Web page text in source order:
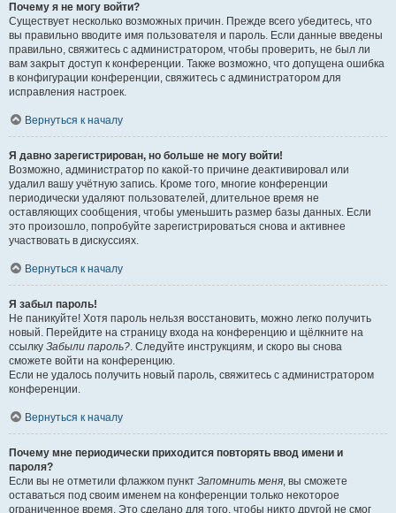
Почему я не могу войти?
Существует несколько возможных причин. Прежде всего убедитесь, что
вы правильно вводите имя пользователя и пароль. Если данные введены
правильно, свяжитесь с администратором, чтобы проверить, не был ли
вам закрыт доступ к конференции. Также возможно, что допущена ошибка
в конфигурации конференции, свяжитесь с администратором для
исправления настроек.
Вернуться к началу
Я давно зарегистрирован, но больше не могу войти!
Возможно, администратор по какой-то причине деактивировал или
удалил вашу учётную запись. Кроме того, многие конференции
периодически удаляют пользователей, длительное время не
оставляющих сообщения, чтобы уменьшить размер базы данных. Если
это произошло, попробуйте зарегистрироваться снова и активнее
участвовать в дискуссиях.
Вернуться к началу
Я забыл пароль!
Не паникуйте! Хотя пароль нельзя восстановить, можно легко получить
новый. Перейдите на страницу входа на конференцию и щёлкните на
ссылку Забыли пароль?. Следуйте инструкциям, и скоро вы снова
сможете войти на конференцию.
Если не удалось получить новый пароль, свяжитесь с администратором
конференции.
Вернуться к началу
Почему мне периодически приходится повторять ввод имени и
пароля?
Если вы не отметили флажком пункт Запомнить меня, вы сможете
оставаться под своим именем на конференции только некоторое
ограниченное время. Это сделано для того, чтобы никто другой не смог